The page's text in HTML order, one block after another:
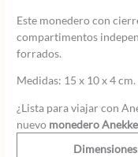
Este monedero con
compartimentos
forrados.
Medidas: 15 x 10 x 4 cm.
¿Lista para viajar con
nuevo monedero
Dimensiones